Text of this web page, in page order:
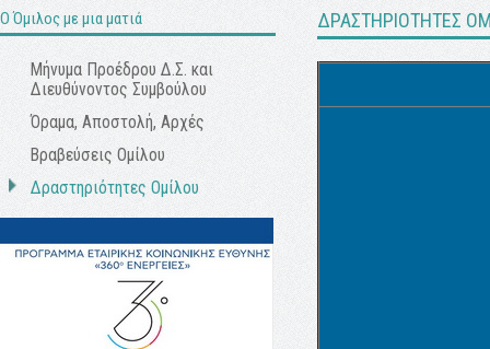
Ο Όμιλος με μια ματιά
Μήνυμα Προέδρου Δ.Σ. και
Διευθύνοντος Συμβούλου
Όραμα, Αποστολή, Αρχές
Βραβεύσεις Ομίλου
Δραστηριότητες Ομίλου
ΔΡΑΣΤΗΡΙΟΤΗΤΕΣ